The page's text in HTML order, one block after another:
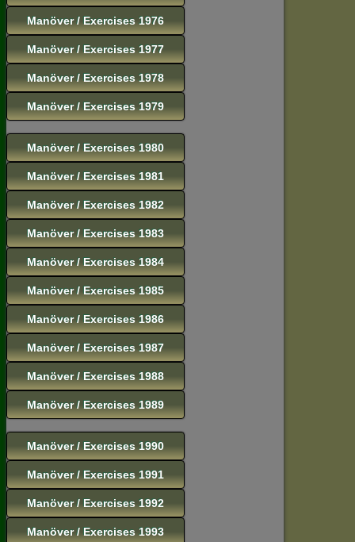
Manöver / Exercises 1976
Manöver / Exercises 1977
Manöver / Exercises 1978
Manöver / Exercises 1979
Manöver / Exercises 1980
Manöver / Exercises 1981
Manöver / Exercises 1982
Manöver / Exercises 1983
Manöver / Exercises 1984
Manöver / Exercises 1985
Manöver / Exercises 1986
Manöver / Exercises 1987
Manöver / Exercises 1988
Manöver / Exercises 1989
Manöver / Exercises 1990
Manöver / Exercises 1991
Manöver / Exercises 1992
Manöver / Exercises 1993